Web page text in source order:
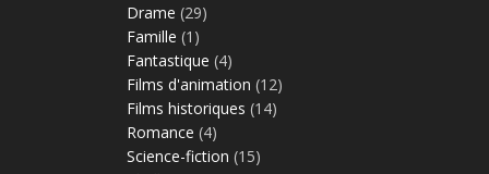
Drame (29)
Famille (1)
Fantastique (4)
Films d'animation (12)
Films historiques (14)
Romance (4)
Science-fiction (15)